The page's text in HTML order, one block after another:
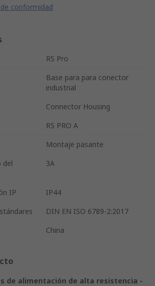
conformidad
RS Pro
Base para para conector
industrial
Connector Housing
RS PRO A
Montaje pasante
del
3A
IP
IP44
DIN EN ISO 6789-2:2017
China
de alimentación de alta resistencia -